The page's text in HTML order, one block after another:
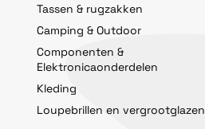
Tassen & rugzakken
Camping & Outdoor
Componenten &
Elektronicaonderdelen
Kleding
Loupebrillen en vergrootglazen